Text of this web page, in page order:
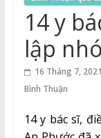
Cổng
Vào
Tri
Thức
14 y
lập
trợ
16 Tháng 7, 2021
Bình Thuận
14 y bác sĩ,